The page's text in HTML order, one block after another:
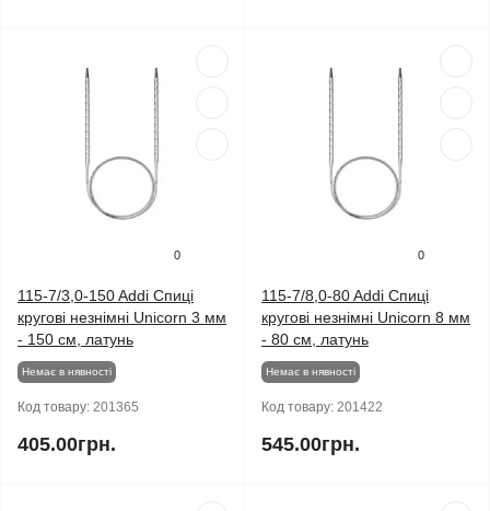
0
115-7/3,0-150 Addi Спиці
кругові незнімні Unicorn 3 мм
- 150 см, латунь
Немає в нявності
Код товару: 201365
405.00грн.
0
115-7/8,0-80 Addi Спиці
кругові незнімні Unicorn 8 мм
- 80 см, латунь
Немає в нявності
Код товару: 201422
545.00грн.